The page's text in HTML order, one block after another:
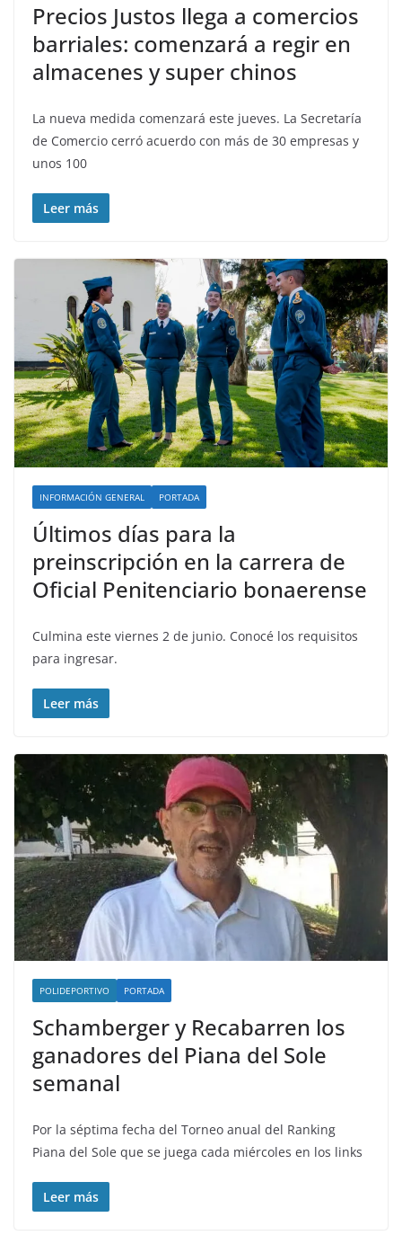
Precios Justos llega a comercios
barriales: comenzará a regir en
almacenes y super chinos
La nueva medida comenzará este jueves. La Secretaría
de Comercio cerró acuerdo con más de 30 empresas y
unos 100
Leer más
INFORMACIÓN GENERAL PORTADA
Últimos días para la
preinscripción en la carrera de
Oficial Penitenciario bonaerense
Culmina este viernes 2 de junio. Conocé los requisitos
para ingresar.
Leer más
POLIDEPORTIVO PORTADA
Schamberger y Recabarren los
ganadores del Piana del Sole
semanal
Por la séptima fecha del Torneo anual del Ranking
Piana del Sole que se juega cada miércoles en los links
Leer más